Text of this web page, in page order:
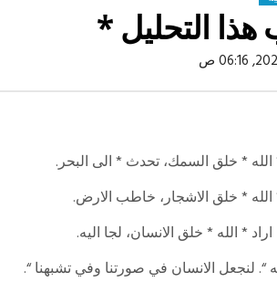
التحليل *
الله * خلق السمك، تحدث * الى البحر.
الله * خلق الاشجار، خاطب الارض.
* الله * خلق الانسان، لجا اليه.
“. لنجعل الانسان في صورتنا وفي تشبهنا “.